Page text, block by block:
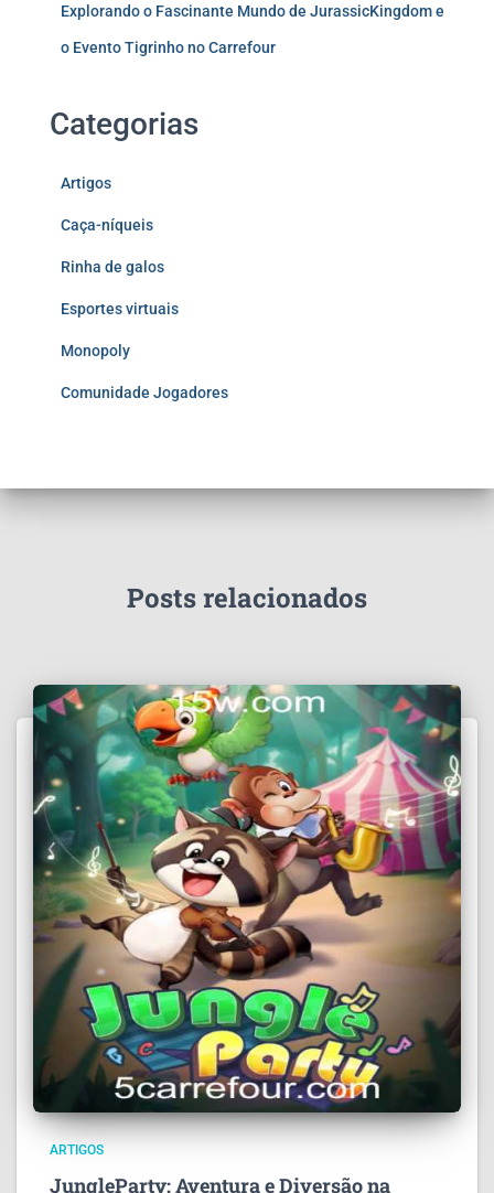
Explorando o Fascinante Mundo de JurassicKingdom e
o Evento Tigrinho no Carrefour
Categorias
Artigos
Caça-níqueis
Rinha de galos
Esportes virtuais
Monopoly
Comunidade Jogadores
Posts relacionados
ARTIGOS
JungleParty: Aventura e Diversão na